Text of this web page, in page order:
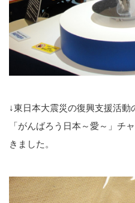
↓東日本大震災の復興支援活動
「がんばろう日本～愛～」チ
きました。